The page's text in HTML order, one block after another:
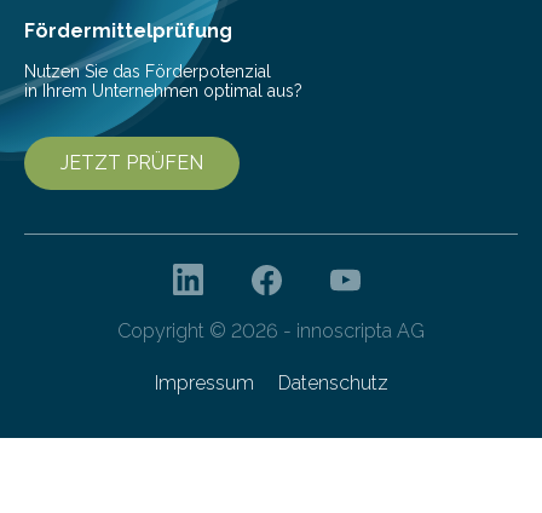
bis 16:00 Uhr, ein virtuelles Partnering Event zum
Forschungsprogramm „Datenrekonstruktion…
Fördermittelprüfung
Nutzen Sie das Förderpotenzial
in Ihrem Unternehmen optimal aus?
JETZT PRÜFEN
Copyright © 2026 - innoscripta AG
Impressum Datenschutz